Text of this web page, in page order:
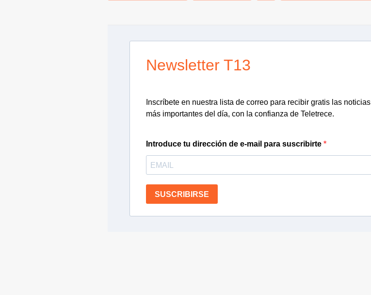
Newsletter T13
Inscríbete en nuestra lista de correo para recibir gratis las noticias
más importantes del día, con la confianza de Teletrece.
Introduce tu dirección de e-mail para suscribirte
SUSCRIBIRSE